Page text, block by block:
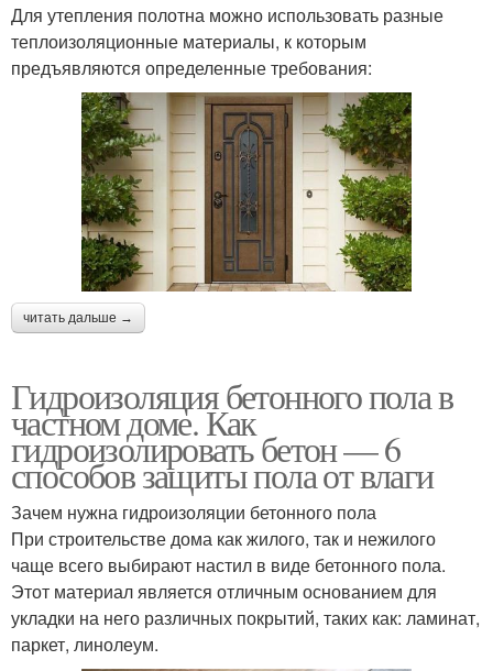
Для утепления полотна можно использовать разные
теплоизоляционные материалы, к которым
предъявляются определенные требования:
читать дальше →
Гидроизоляция бетонного пола в
частном доме. Как
гидроизолировать бетон — 6
способов защиты пола от влаги
Зачем нужна гидроизоляции бетонного пола
При строительстве дома как жилого, так и нежилого
чаще всего выбирают настил в виде бетонного пола.
Этот материал является отличным основанием для
укладки на него различных покрытий, таких как: ламинат,
паркет, линолеум.